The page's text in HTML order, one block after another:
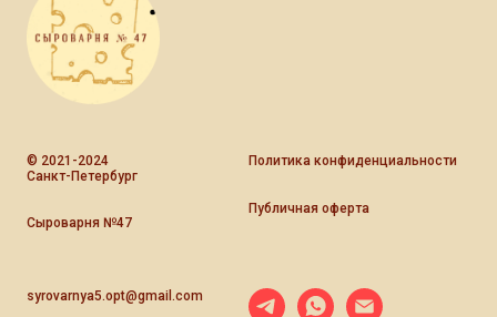
© 2021-2024
Санкт-Петербург
Сыроварня №47
Политика конфиденциальности
Публичная оферта
syrovarnya5.opt@gmail.com